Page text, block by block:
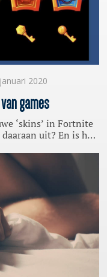
van games
‘skins’ in Fortnite
uit? En is het
2020